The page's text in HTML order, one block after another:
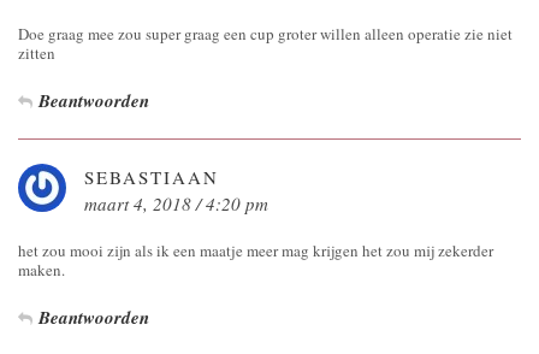
Doe graag mee zou super graag een cup groter willen alleen operatie zie niet
zitten
Beantwoorden
SEBASTIAAN
maart 4, 2018 / 4:20 pm
het zou mooi zijn als ik een maatje meer mag krijgen het zou mij zekerder
maken.
Beantwoorden